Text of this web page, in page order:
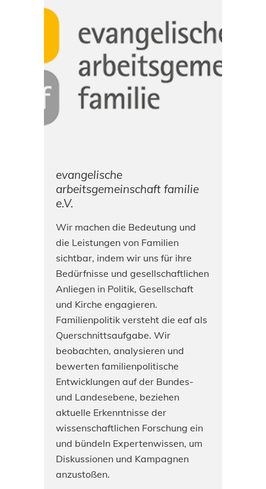
evangelische
arbeitsgemeinschaft familie
e.V.
Wir machen die Bedeutung und
die Leistungen von Familien
sichtbar, indem wir uns für ihre
Bedürfnisse und gesellschaftlichen
Anliegen in Politik, Gesellschaft
und Kirche engagieren.
Familienpolitik versteht die eaf als
Querschnittsaufgabe. Wir
beobachten, analysieren und
bewerten familienpolitische
Entwicklungen auf der Bundes-
und Landesebene, beziehen
aktuelle Erkenntnisse der
wissenschaftlichen Forschung ein
und bündeln Expertenwissen, um
Diskussionen und Kampagnen
anzustoßen.